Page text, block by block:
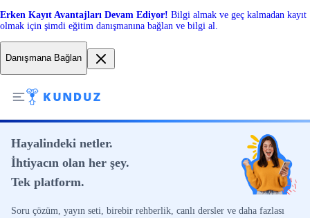
Erken Kayıt Avantajları Devam Ediyor! Bilgi almak ve geç kalmadan kayıt
olmak için şimdi eğitim danışmanına bağlan ve bilgi al.
Danışmana Bağlan
Hayalindeki netler.
İhtiyacın olan her şey.
Tek platform.
Soru çözüm, yayın seti, birebir rehberlik, canlı dersler ve daha fazlası